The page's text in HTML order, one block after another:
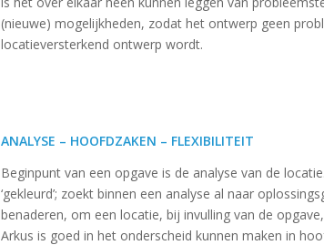
(nieuwe) mogelijkheden, zodat het ontwerp geen
locatieversterkend ontwerp wordt.
ANALYSE – HOOFDZAKEN – FLEXIBILITEIT
Beginpunt van een opgave is de analyse van de
‘gekleurd’; zoekt binnen een analyse al naar
benaderen, om een locatie, bij invulling van de
Arkus is goed in het onderscheid kunnen maken in